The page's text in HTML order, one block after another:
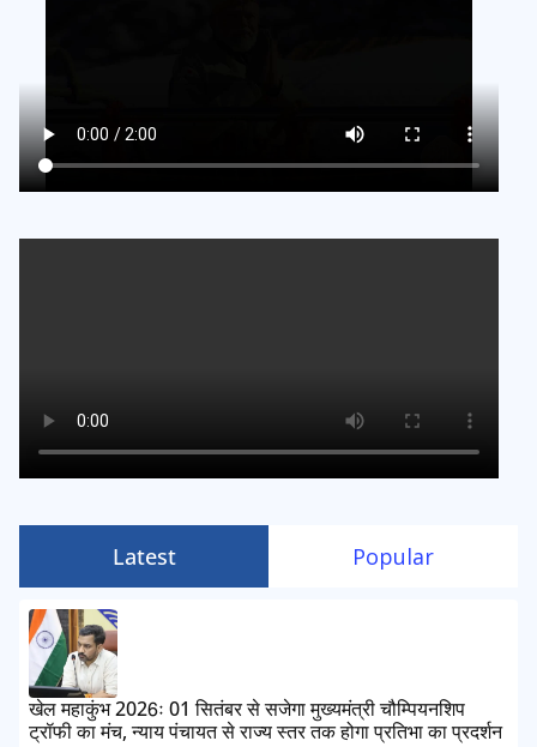
Latest Popular
खेल महाकुंभ 2026ः 01 सितंबर से सजेगा मुख्यमंत्री चौम्पियनशिप
ट्रॉफी का मंच, न्याय पंचायत से राज्य स्तर तक होगा प्रतिभा का प्रदर्शन